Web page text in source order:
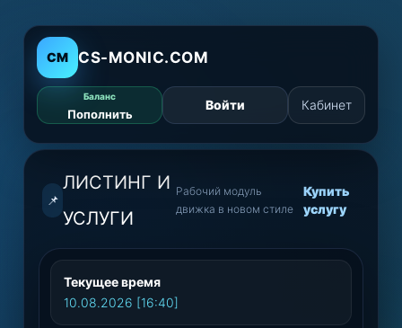
CM CS-MONIC.COM
Баланс
Пополнить
Войти Кабинет
📌
ЛИСТИНГ И
УСЛУГИ
Рабочий модуль
движка в новом стиле
Купить
услугу
Текущее время
10.08.2026 [16:40]